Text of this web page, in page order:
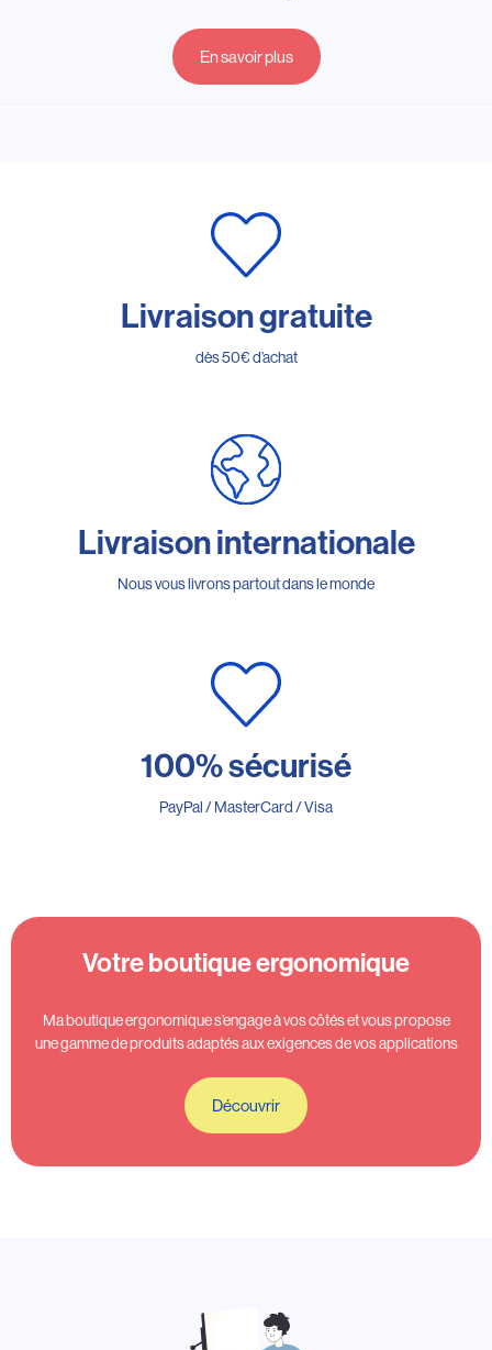
En savoir plus
Livraison gratuite
dès 50€ d’achat
Livraison internationale
Nous vous livrons partout dans le monde
100% sécurisé
PayPal / MasterCard / Visa
Votre boutique ergonomique
Ma boutique ergonomique s’engage à vos côtés et vous propose
une gamme de produits adaptés aux exigences de vos applications
Découvrir